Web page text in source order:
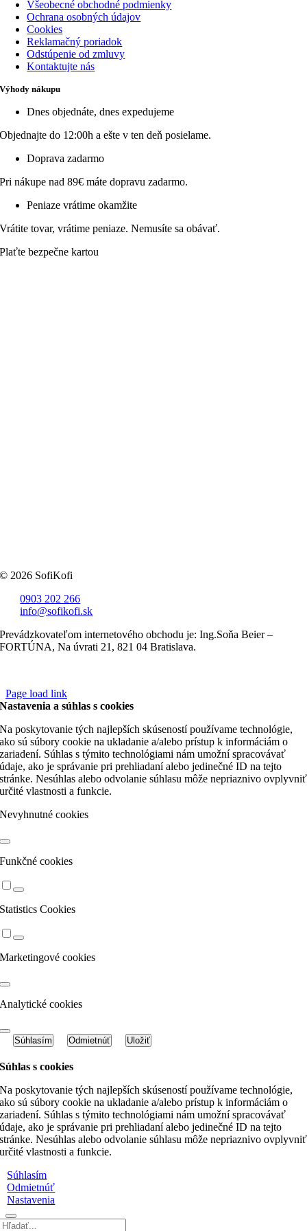
Všeobecné obchodné podmienky
Ochrana osobných údajov
Cookies
Reklamačný poriadok
Odstúpenie od zmluvy
Kontaktujte nás
Výhody nákupu
Dnes objednáte, dnes expedujeme
Objednajte do 12:00h a ešte v ten deň posielame.
Doprava zadarmo
Pri nákupe nad 89€ máte dopravu zadarmo.
Peniaze vrátime okamžite
Vrátite tovar, vrátime peniaze. Nemusíte sa obávať.
Plaťte bezpečne kartou
© 2026 SofiKofi
0903 202 266
info@sofikofi.sk
Prevádzkovateľom internetového obchodu je: Ing.Soňa Beier –
FORTÚNA, Na úvrati 21, 821 04 Bratislava.
Page load link
Nastavenia a súhlas s cookies
Na poskytovanie tých najlepších skúseností používame technológie,
ako sú súbory cookie na ukladanie a/alebo prístup k informáciám o
zariadení. Súhlas s týmito technológiami nám umožní spracovávať
údaje, ako je správanie pri prehliadaní alebo jedinečné ID na tejto
stránke. Nesúhlas alebo odvolanie súhlasu môže nepriaznivo ovplyvniť
určité vlastnosti a funkcie.
Nevyhnutné cookies
Funkčné cookies
Statistics Cookies
Marketingové cookies
Analytické cookies
Súhlasím Odmietnúť Uložiť
Súhlas s cookies
Na poskytovanie tých najlepších skúseností používame technológie,
ako sú súbory cookie na ukladanie a/alebo prístup k informáciám o
zariadení. Súhlas s týmito technológiami nám umožní spracovávať
údaje, ako je správanie pri prehliadaní alebo jedinečné ID na tejto
stránke. Nesúhlas alebo odvolanie súhlasu môže nepriaznivo ovplyvniť
určité vlastnosti a funkcie.
Súhlasím
Odmietnúť
Nastavenia